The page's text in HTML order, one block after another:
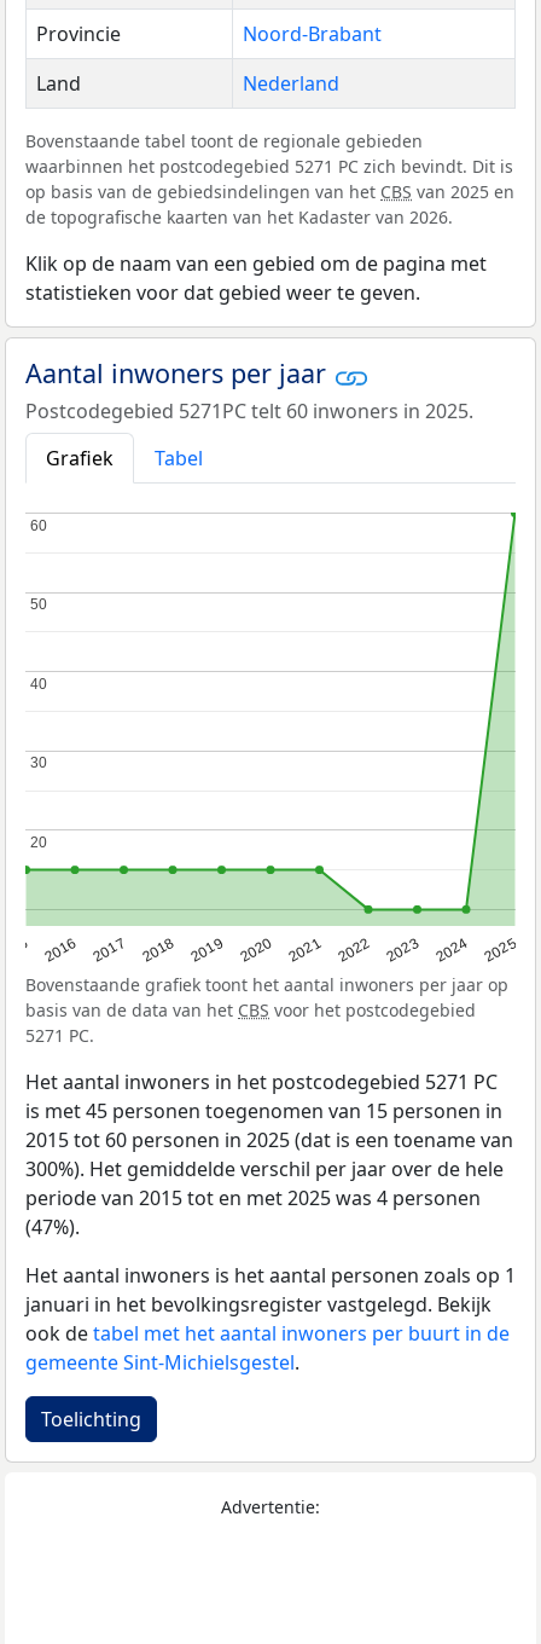
Provincie
Noord-Brabant
Land
Nederland
Bovenstaande tabel toont de regionale gebieden
waarbinnen het postcodegebied 5271 PC zich bevindt. Dit is
op basis van de gebiedsindelingen van het CBS van 2025 en
de topografische kaarten van het Kadaster van 2026.
Klik op de naam van een gebied om de pagina met
statistieken voor dat gebied weer te geven.
Aantal inwoners per jaar
Postcodegebied 5271PC telt 60 inwoners in 2025.
Grafiek
Tabel
2016 2017 2018 2019 2020 2021 2022 2023 2024 2025
20
20
30
30
40
40
50
50
60
60
Bovenstaande grafiek toont het aantal inwoners per jaar op
basis van de data van het CBS voor het postcodegebied
5271 PC.
Het aantal inwoners in het postcodegebied 5271 PC
is met 45 personen toegenomen van 15 personen in
2015 tot 60 personen in 2025 (dat is een toename van
300%). Het gemiddelde verschil per jaar over de hele
periode van 2015 tot en met 2025 was 4 personen
(47%).
Het aantal inwoners is het aantal personen zoals op 1
januari in het bevolkingsregister vastgelegd. Bekijk
ook detabel met het aantal inwoners per buurt in de
gemeente Sint-Michielsgestel.
Toelichting
Advertentie: